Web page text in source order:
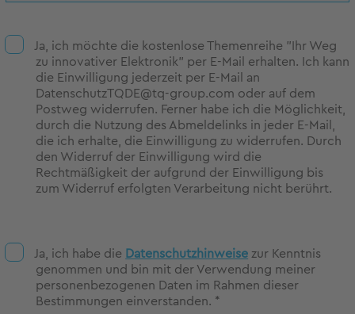
Ja, ich möchte die kostenlose Themenreihe "Ihr Weg
zu innovativer Elektronik" per E-Mail erhalten. Ich kann
die Einwilligung jederzeit per E-Mail an
DatenschutzTQDE@tq-group.com oder auf dem
Postweg widerrufen. Ferner habe ich die Möglichkeit,
durch die Nutzung des Abmeldelinks in jeder E-Mail,
die ich erhalte, die Einwilligung zu widerrufen. Durch
den Widerruf der Einwilligung wird die
Rechtmäßigkeit der aufgrund der Einwilligung bis
zum Widerruf erfolgten Verarbeitung nicht berührt.
Ja, ich habe die Datenschutzhinweise zur Kenntnis
genommen und bin mit der Verwendung meiner
personenbezogenen Daten im Rahmen dieser
Bestimmungen einverstanden. *